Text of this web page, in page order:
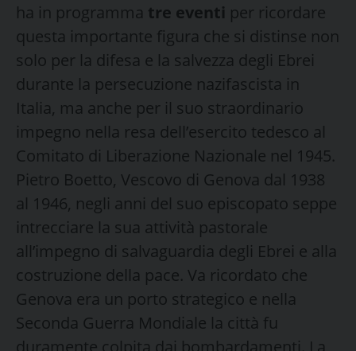
ha in programma tre eventi per ricordare
questa importante figura che si distinse non
solo per la difesa e la salvezza degli Ebrei
durante la persecuzione nazifascista in
Italia, ma anche per il suo straordinario
impegno nella resa dell’esercito tedesco al
Comitato di Liberazione Nazionale nel 1945.
Pietro Boetto, Vescovo di Genova dal 1938
al 1946, negli anni del suo episcopato seppe
intrecciare la sua attività pastorale
all’impegno di salvaguardia degli Ebrei e alla
costruzione della pace. Va ricordato che
Genova era un porto strategico e nella
Seconda Guerra Mondiale la città fu
duramente colpita dai bombardamenti. La